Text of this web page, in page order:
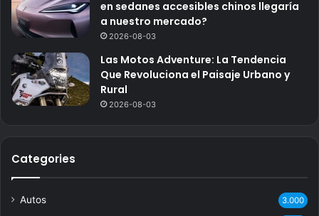
en sedanes accesibles chinos llegaría
a nuestro mercado?
2026-08-03
Las Motos Adventure: La Tendencia
Que Revoluciona el Paisaje Urbano y
Rural
2026-08-03
Categories
Autos 3.000